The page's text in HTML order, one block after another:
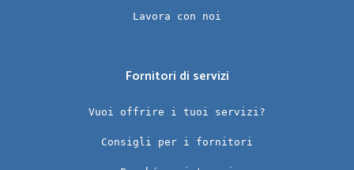
Lavora con noi
Fornitori di servizi
Vuoi offrire i tuoi servizi?
Consigli per i fornitori